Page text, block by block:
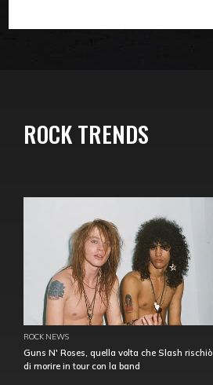
ROCK TRENDS
ROCK NEWS
Guns N' Roses, quella volta che Slash rischiò
di morire in tour con la band